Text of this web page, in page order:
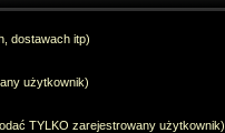
dostawach itp)
użytkownik)
TYLKO zarejestrowany użytkownik)